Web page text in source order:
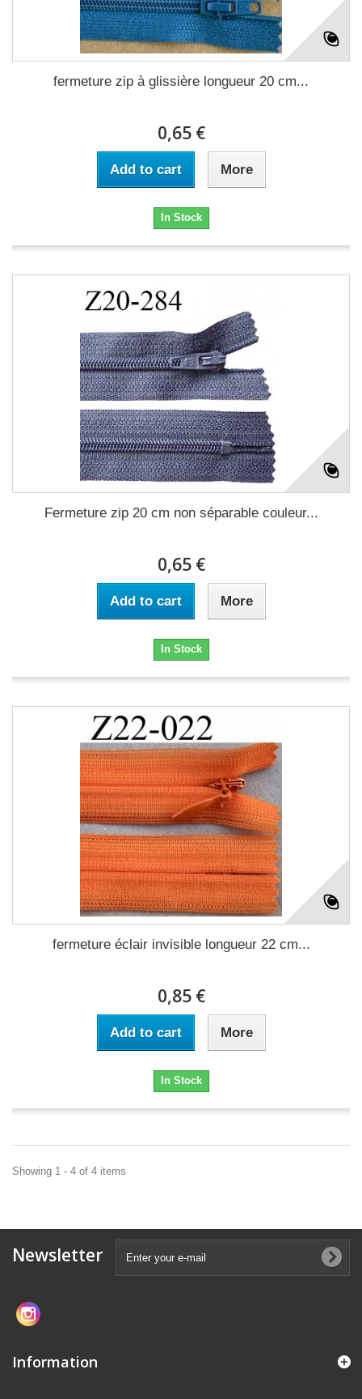
fermeture zip à glissière longueur 20 cm...
0,65 €
Add to cart More
In Stock
Fermeture zip 20 cm non séparable couleur...
0,65 €
Add to cart More
In Stock
fermeture éclair invisible longueur 22 cm...
0,85 €
Add to cart More
In Stock
Showing 1 - 4 of 4 items
Newsletter
Information